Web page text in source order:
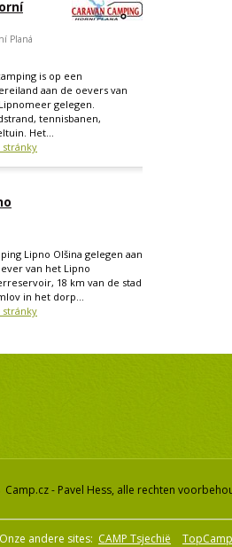
Planá
is op een
aan de oevers van
gelegen.
tennisbanen,
Het...
stránky
Lipno Olšina gelegen aan
van het Lipno
18 km van de stad
in het dorp...
stránky
- Pavel Hess, alle rechten
Onze andere sites: CAMP Tsjechië